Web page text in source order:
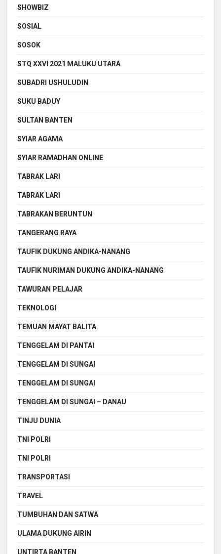
SHOWBIZ
SOSIAL
SOSOK
STQ XXVI 2021 MALUKU UTARA
SUBADRI USHULUDIN
SUKU BADUY
SULTAN BANTEN
SYIAR AGAMA
SYIAR RAMADHAN ONLINE
TABRAK LARI
TABRAK LARI
TABRAKAN BERUNTUN
TANGERANG RAYA
TAUFIK DUKUNG ANDIKA-NANANG
TAUFIK NURIMAN DUKUNG ANDIKA-NANANG
TAWURAN PELAJAR
TEKNOLOGI
TEMUAN MAYAT BALITA
TENGGELAM DI PANTAI
TENGGELAM DI SUNGAI
TENGGELAM DI SUNGAI
TENGGELAM DI SUNGAI – DANAU
TINJU DUNIA
TNI POLRI
TNI POLRI
TRANSPORTASI
TRAVEL
TUMBUHAN DAN SATWA
ULAMA DUKUNG AIRIN
UNTIRTA BANTEN